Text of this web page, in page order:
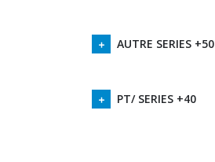
AUTRE SERIES +50
PT/ SERIES +40